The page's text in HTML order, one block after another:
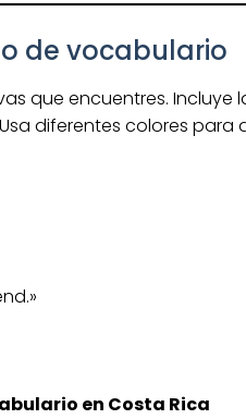
de vocabulario
que encuentres. Incluye
diferentes colores para
en Costa Rica